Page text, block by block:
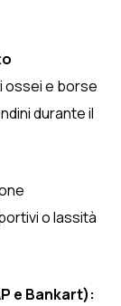
ossei e borse
durante il
o lassità
e Bankart):